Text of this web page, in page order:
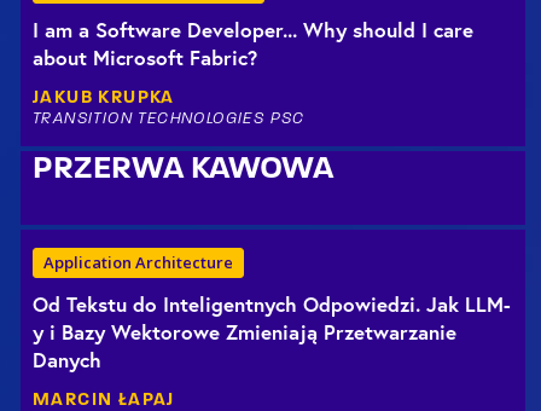
I am a Software Developer... Why should I care
about Microsoft Fabric?
JAKUB KRUPKA
TRANSITION TECHNOLOGIES PSC
PRZERWA KAWOWA
Application Architecture
Od Tekstu do Inteligentnych Odpowiedzi. Jak LLM-
y i Bazy Wektorowe Zmieniają Przetwarzanie
Danych
MARCIN ŁAPAJ